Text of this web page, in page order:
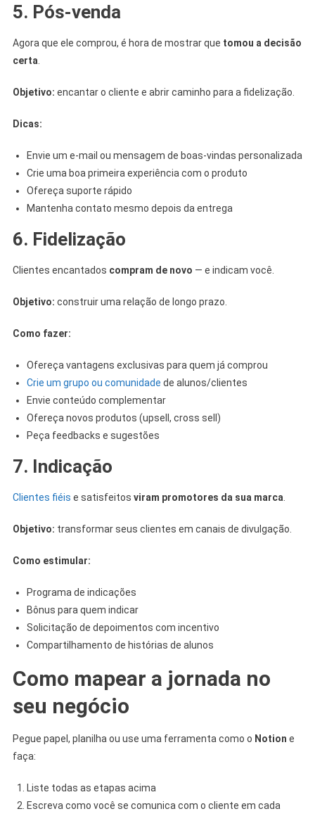
5. Pós-venda
Agora que ele comprou, é hora de mostrar que tomou a decisão
certa
Objetivo: encantar o cliente e abrir caminho para a fidelização.
Dicas:
Envie um e-mail ou mensagem de boas-vindas personalizada
Crie uma boa primeira experiência com o produto
Ofereça suporte rápido
Mantenha contato mesmo depois da entrega
6. Fidelização
Clientes encantados compram de novo — e indicam você.
Objetivo: construir uma relação de longo prazo.
Como fazer:
Ofereça vantagens exclusivas para quem já comprou
Crie um grupo ou comunidade de alunos/clientes
Envie conteúdo complementar
Ofereça novos produtos (upsell, cross sell)
Peça feedbacks e sugestões
7. Indicação
Clientes fiéis e satisfeitos viram promotores da sua marca
Objetivo: transformar seus clientes em canais de divulgação.
Como estimular:
Programa de indicações
Bônus para quem indicar
Solicitação de depoimentos com incentivo
Compartilhamento de histórias de alunos
Como mapear a jornada no
seu negócio
Pegue papel, planilha ou use uma ferramenta como o Notion e
faça:
Liste todas as etapas acima
Escreva como você se comunica com o cliente em cada